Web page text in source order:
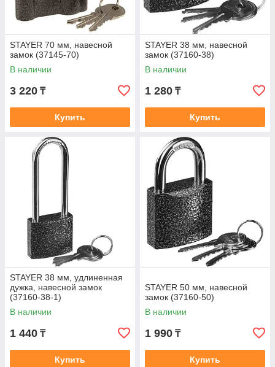
STAYER 70 мм, навесной
замок (37145-70)
В наличии
3 220 ₸
Купить
STAYER 38 мм, навесной
замок (37160-38)
В наличии
1 280 ₸
Купить
STAYER 38 мм, удлиненная
дужка, навесной замок
(37160-38-1)
В наличии
1 440 ₸
Купить
STAYER 50 мм, навесной
замок (37160-50)
В наличии
1 990 ₸
Купить